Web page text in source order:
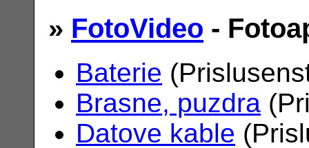
» FotoVideo -
Baterie
Brasne, puzdra
Datove kable